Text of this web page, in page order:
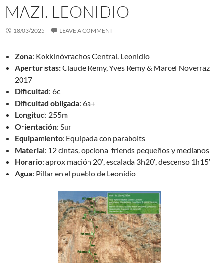
MAZI. LEONIDIO
18/03/2025 LEAVE A COMMENT
Zona: Kokkinóvrachos Central. Leonidio
Aperturistas:Claude Remy, Yves Remy & Marcel Noverraz
2017
Dificultad: 6c
Dificultad obligada: 6a+
Longitud: 255m
Orientación: Sur
Equipamiento: Equipada con parabolts
Material: 12 cintas, opcional friends pequeños y medianos
Horario: aproximación 20′, escalada 3h20′, descenso 1h15′
Agua: Pillar en el pueblo de Leonidio